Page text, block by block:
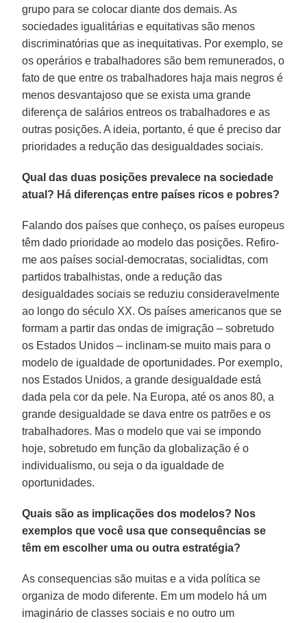
grupo para se colocar diante dos demais. As
sociedades igualitárias e equitativas são menos
discriminatórias que as inequitativas. Por exemplo, se
os operários e trabalhadores são bem remunerados, o
fato de que entre os trabalhadores haja mais negros é
menos desvantajoso que se exista uma grande
diferença de salários entreos os trabalhadores e as
outras posições. A ideia, portanto, é que é preciso dar
prioridades a redução das desigualdades sociais.
Qual das duas posições prevalece na sociedade
atual? Há diferenças entre países ricos e pobres?
Falando dos países que conheço, os países europeus
têm dado prioridade ao modelo das posições. Refiro-
me aos países social-democratas, socialidtas, com
partidos trabalhistas, onde a redução das
desigualdades sociais se reduziu consideravelmente
ao longo do século XX. Os países americanos que se
formam a partir das ondas de imigração – sobretudo
os Estados Unidos – inclinam-se muito mais para o
modelo de igualdade de oportunidades. Por exemplo,
nos Estados Unidos, a grande desigualdade está
dada pela cor da pele. Na Europa, até os anos 80, a
grande desigualdade se dava entre os patrões e os
trabalhadores. Mas o modelo que vai se impondo
hoje, sobretudo em função da globalização é o
individualismo, ou seja o da igualdade de
oportunidades.
Quais são as implicações dos modelos? Nos
exemplos que você usa que consequências se
têm em escolher uma ou outra estratégia?
As consequencias são muitas e a vida política se
organiza de modo diferente. Em um modelo há um
imaginário de classes sociais e no outro um